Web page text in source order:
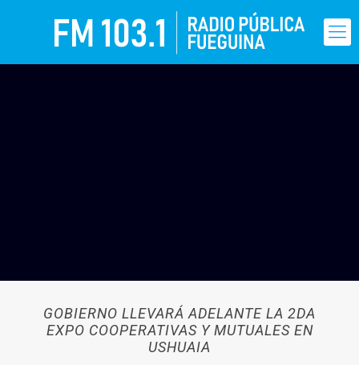
GOBIERNO LLEVARÁ ADELANTE LA 2DA
EXPO COOPERATIVAS Y MUTUALES EN
USHUAIA